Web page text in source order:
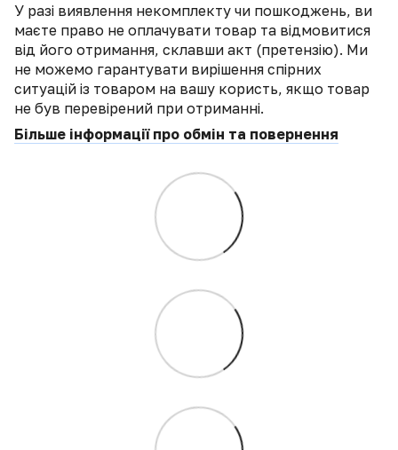
У разі виявлення некомплекту чи пошкоджень, ви
маєте право не оплачувати товар та відмовитися
від його отримання, склавши акт (претензію). Ми
не можемо гарантувати вирішення спірних
ситуацій із товаром на вашу користь, якщо товар
не був перевірений при отриманні.
Більше інформації про обмін та повернення